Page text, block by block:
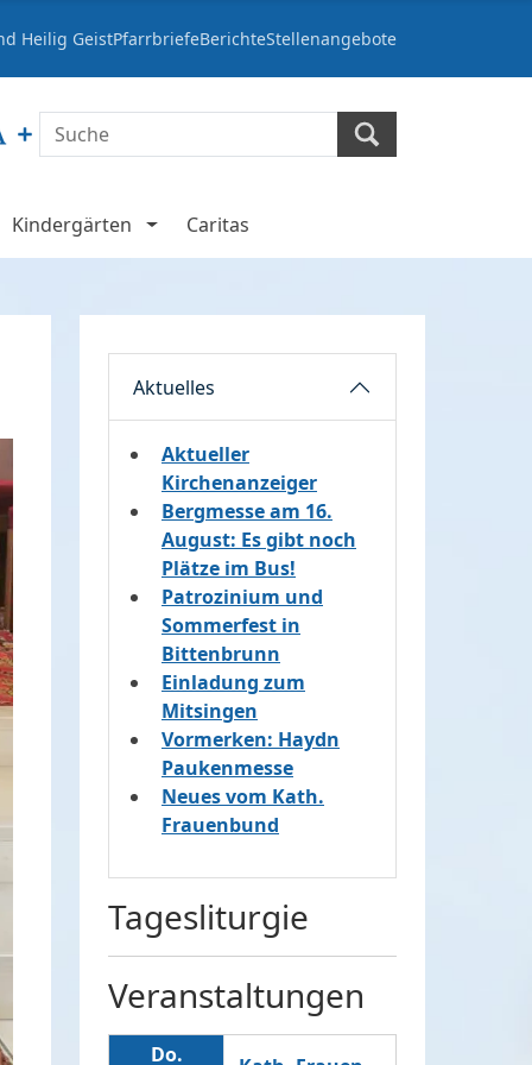
Heilig GeistPfarrbriefeBerichteStellenangebote
Kindergärten Caritas
Aktuelles
Aktueller
Kirchenanzeiger
Bergmesse am 16.
August: Es gibt noch
Plätze im Bus!
Patrozinium und
Sommerfest in
Bittenbrunn
Einladung zum
Mitsingen
Vormerken: Haydn
Paukenmesse
Neues vom Kath.
Frauenbund
Tagesliturgie
Veranstaltungen
Do.